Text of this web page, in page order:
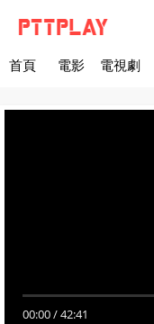
首頁 電影 電視劇
00:00/42:41